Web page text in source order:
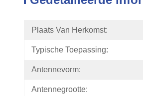
Plaats Van Herkomst:
Typische Toepassing:
Antennevorm:
Antennegrootte: